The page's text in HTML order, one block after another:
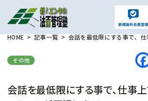
HOME 記事一覧
その他
会話を最低限にする事で、仕事